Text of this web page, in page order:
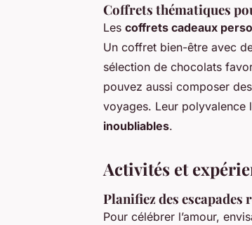
Coffrets thématiques
Les coffrets cadeaux
Un coffret bien-être avec
sélection de chocolats
pouvez aussi composer
voyages. Leur polyvalence
inoubliables.
Activités et
Planifiez des
Pour célébrer l’amour,